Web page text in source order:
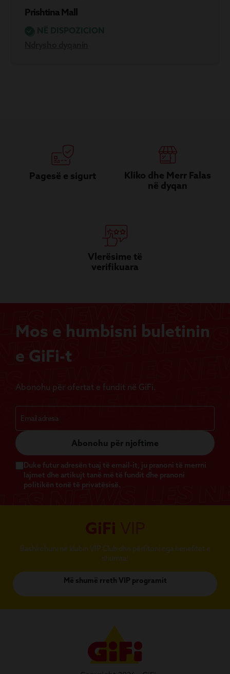
Prishtina Mall
Pagesë e sigurt
Kliko dhe Merr Falas
në dyqan
Vlerësime të
verifikuara
Mos e humbisni buletinin
e GiFi-t
Abonohu për ofertat e fundit në GiFi.
Abonohu për njoftime
Duke futur adresën tuaj të email-it, ju pranoni të merrni
lajmet dhe artikujt tanë më të fundit dhe pranoni
politikën tonë të privatësisë.
GiFi
Bashkohuni në klubin VIP Club dhe përfitoni nga benefitet e
shumta!
Më shumë rreth VIP programit